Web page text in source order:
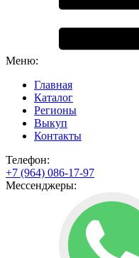
Меню:
Главная
Каталог
Регионы
Выкуп
Контакты
Телефон:
+7 (964) 086-17-97
Мессенджеры: